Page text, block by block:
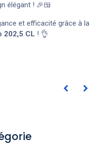
élégant ! 🎉🍱
et efficacité grâce à la
202,5 CL ! 👌